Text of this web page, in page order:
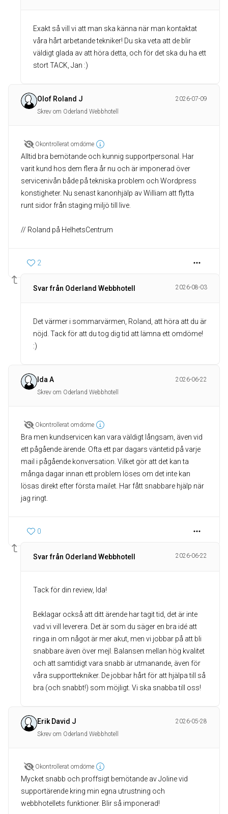
Exakt så vill vi att man ska känna när man kontaktat
våra hårt arbetande tekniker! Du ska veta att de blir
väldigt glada av att höra detta, och för det ska du ha ett
stort TACK, Jan :)
Olof Roland J
2026-07-09
Skrev om Oderland Webbhotell
Okontrollerat omdöme
Alltid bra bemötande och kunnig supportpersonal. Har
varit kund hos dem flera år nu och är imponerad över
servicenivån både på tekniska problem och Wordpress
konstigheter. Nu senast kanonhjälp av William att flytta
runt sidor från staging miljö till live.
// Roland på HelhetsCentrum
2
Svar från Oderland Webbhotell 2026-08-03
Det värmer i sommarvärmen, Roland, att höra att du är
nöjd. Tack för att du tog dig tid att lämna ett omdöme!
:)
Ida A
2026-06-22
Skrev om Oderland Webbhotell
Okontrollerat omdöme
Bra men kundservicen kan vara väldigt långsam, även vid
ett pågående ärende. Ofta ett par dagars väntetid på varje
mail i pågående konversation. Vilket gör att det kan ta
många dagar innan ett problem löses om det inte kan
lösas direkt efter första mailet. Har fått snabbare hjälp när
jag ringt.
0
Svar från Oderland Webbhotell 2026-06-22
Tack för din review, Ida!
Beklagar också att ditt ärende har tagit tid, det är inte
vad vi vill leverera. Det är som du säger en bra idé att
ringa in om något är mer akut, men vi jobbar på att bli
snabbare även över mejl. Balansen mellan hög kvalitet
och att samtidigt vara snabb är utmanande, även för
våra supporttekniker. De jobbar hårt för att hjälpa till så
bra (och snabbt!) som möjligt. Vi ska snabba till oss!
Erik David J
2026-05-28
Skrev om Oderland Webbhotell
Okontrollerat omdöme
Mycket snabb och proffsigt bemötande av Joline vid
supportärende kring min egna utrustning och
webbhotellets funktioner. Blir så imponerad!